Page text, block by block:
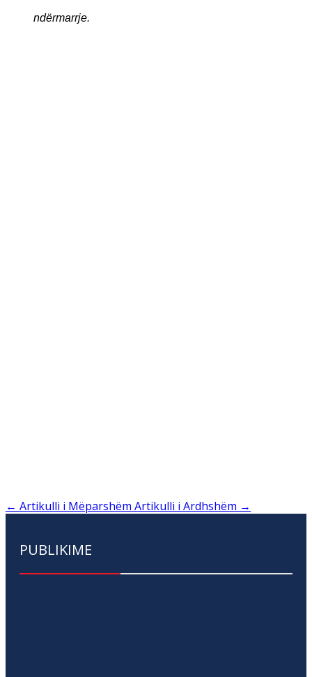
ndërmarrje.
← Artikulli i Mëparshëm Artikulli i Ardhshëm →
PUBLIKIME